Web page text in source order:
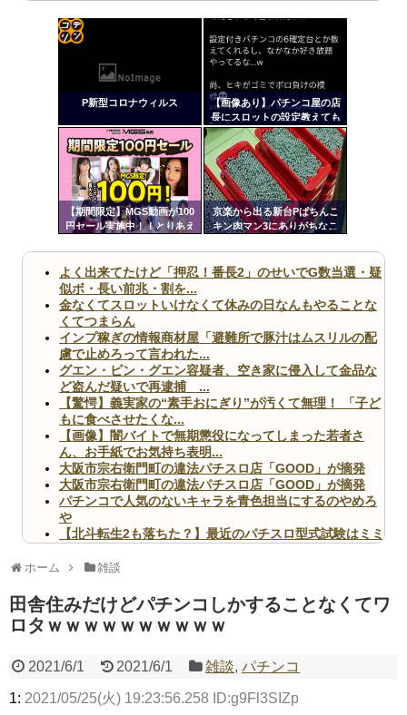
ますｗ」←これどうす...
【閲覧注意】俺が近くにいると機械が壊れるんだけどさ
【画像】ペプシコーラ社、「こういうのでいいんだよ」
な新商品を発売
Powered by livedoor 相互RSS
P新型コロナウィルス
【画像あり】パチンコ屋の店
長にスロットの設定教えても
らってるって言ってるTwitter
あるんだけど犯罪じゃない
の？
【期間限定】MGS動画が100
円セール実施中！！とりあえ
京楽から出る新台Pぱちんこ
キン肉マン3にありがちなこ
ンク
自動
更新
ツー
よく出来てたけど「押忍！番長2」のせいでG数当選・疑
似ボ・長い前兆・割を...
金なくてスロットいけなくて休みの日なんもやることな
くてつまらん
インプ稼ぎの情報商材屋「避難所で豚汁はムスリルの配
慮で止めろって言われた...
グエン・ビン・グエン容疑者、空き家に侵入して金品な
ど盗んだ疑いで再逮捕 ...
【驚愕】義実家の“素手おにぎり”が汚くて無理！ 「子ど
もに食べさせたくな...
【画像】闇バイトで無期懲役になってしまった若者さ
ん、お手紙でお気持ち表明...
大阪市宗右衛門町の違法パチスロ店「GOOD」が摘発
大阪市宗右衛門町の違法パチスロ店「GOOD」が摘発
パチンコで人気のないキャラを青色担当にするのやめろ
や
【北斗転生2も落ちた？】最近のパチスロ型式試験はミミ
無職のパチンコカス(22)なんやが、ワイの人生どれくら
AngelBeats!とかいうクソアニメの思い出ｗｗｗ
Powered by livedoor 相互RSS
ホーム 雑談
田舎住みだけどパチンコしかすることなくてワ
ロタｗｗｗｗｗｗｗｗｗｗ
2021/6/1 2021/6/1 雑談,パチンコ
1: 2021/05/25(火) 19:23:56.258 ID:g9Fl3SIZp